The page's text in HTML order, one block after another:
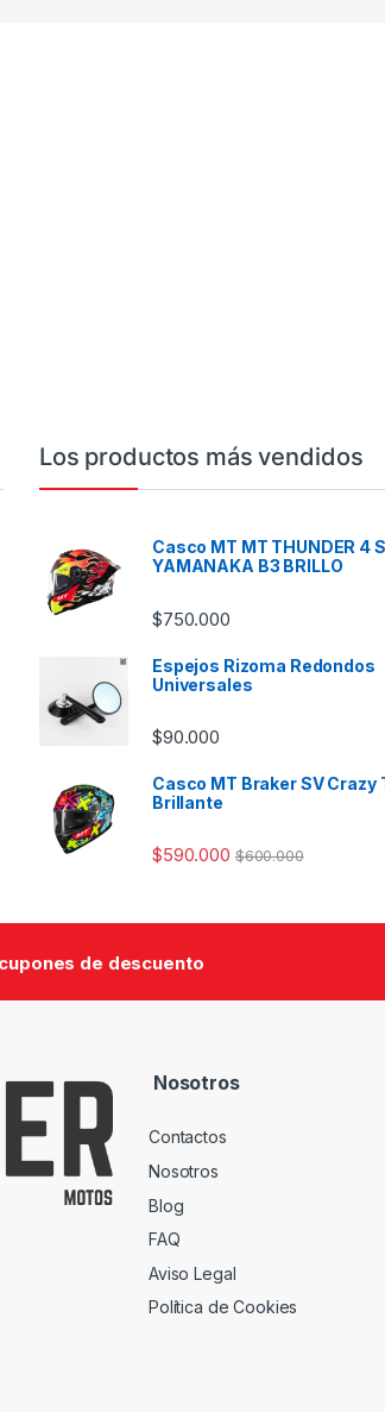
Los productos más vendidos
Casco MT MT THUNDER 4
YAMANAKA B3 BRILLO
$750.000
Espejos Rizoma Redondos
Universales
$90.000
Casco MT Braker SV Crazy
Brillante
$590.000 $600.000
de descuento
Nosotros
Contactos
Nosotros
Blog
FAQ
Aviso Legal
Política de Cookies